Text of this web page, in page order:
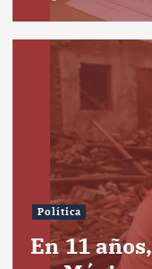
Política
En 11